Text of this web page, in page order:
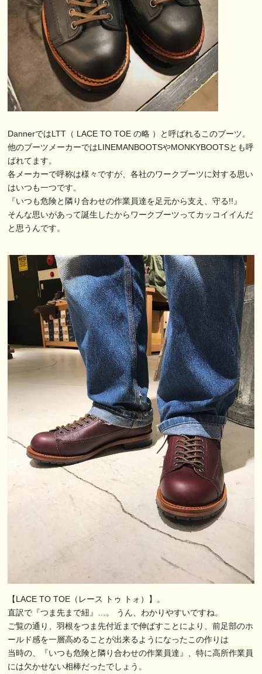
DannerではLTT（ LACE TO TOE の略 ）と呼ばれるこのブーツ。
他のブーツメーカーではLINEMANBOOTSやMONKYBOOTSとも呼
ばれてます。
各メーカーで呼称は様々ですが、各社のワークブーツに対する思い
はいつも一つです。
『いつも危険と隣り合わせの作業員達を足元から支え、守る!!』
そんな思いがあって誕生したからワークブーツってカッコイイんだ
と思うんです。
【LACE TO TOE（レース トゥ トォ）】。
直訳で『つま先まで紐』…。 うん、わかりやすいですね。
ご覧の通り、羽根をつま先付近まで伸ばすことにより、前足部のホ
ールド感を一層高めることが出来るようになったこの作りは
当時の、『いつも危険と隣り合わせの作業員達』、特に高所作業員
には欠かせない相棒だったでしょう。